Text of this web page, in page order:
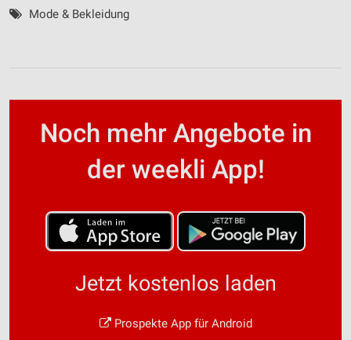
Mode & Bekleidung
Noch mehr Angebote in
der weekli App!
Jetzt kostenlos laden
Prospekte App für Android